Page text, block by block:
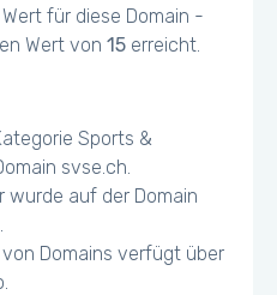
für diese Domain -
Wert von 15 erreicht.
Sports &
svse.ch.
wurde auf der Domain
von Domains verfügt über